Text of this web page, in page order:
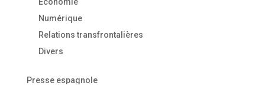
Numérique
Relations transfrontalières
Divers
Presse espagnole